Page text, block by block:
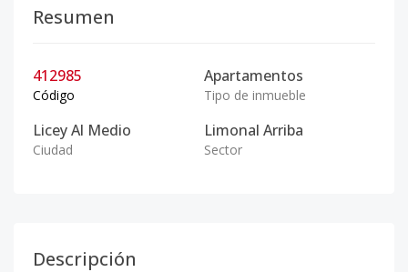
Resumen
412985
Código
Apartamentos
Tipo de inmueble
Licey Al Medio
Ciudad
Limonal Arriba
Sector
Descripción